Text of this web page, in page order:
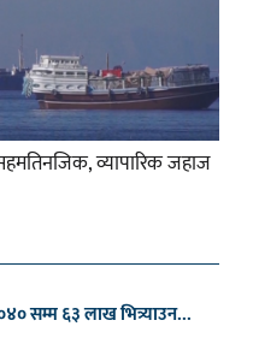
व्यापारिक जहाज
सम्म ६३ लाख भित्र्याउन...